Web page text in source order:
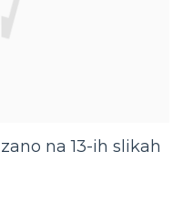
na 13-ih slikah